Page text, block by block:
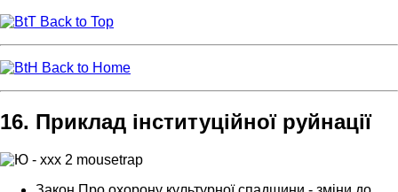
Back to Top
Back to Home
16. Приклад інституційної руйнації